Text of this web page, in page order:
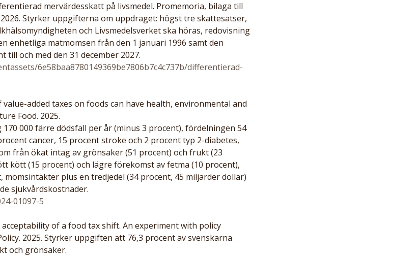
mervärdesskatt på livsmedel. Promemoria, bilaga till
Styrker uppgifterna om uppdraget: högst tre skattesatser,
och Livsmedelsverket ska höras, redovisning
enhetliga matmomsen från den 1 januari 1996 samt den
och med den 31 december 2027.
6e58baa8780149369be7806b7c4c737b/differentierad-
added taxes on foods can have health, environmental and
Food. 2025.
000 färre dödsfall per år (minus 3 procent), fördelningen 54
cancer, 15 procent stroke och 2 procent typ 2-diabetes,
från ökat intag av grönsaker (51 procent) och frukt (23
kött (15 procent) och lägre förekomst av fetma (10 procent),
momsintäkter plus en tredjedel (34 procent, 45 miljarder dollar)
sjukvårdskostnader.
01097-5
acceptability of a food tax shift. An experiment with policy
2025. Styrker uppgiften att 76,3 procent av svenskarna
och grönsaker.